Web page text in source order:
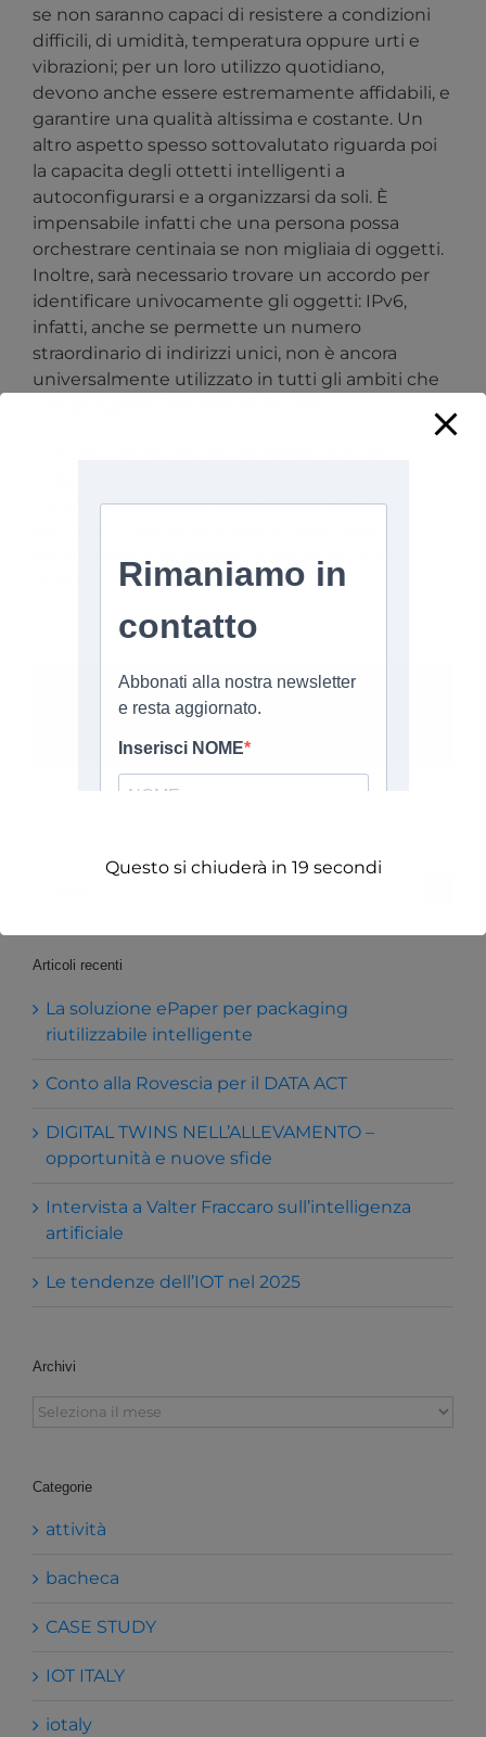
se non saranno capaci di resistere a condizioni
difficili, di umidità, temperatura oppure urti e
vibrazioni; per un loro utilizzo quotidiano,
devono anche essere estremamente affidabili, e
garantire una qualità altissima e costante. Un
altro aspetto spesso sottovalutato riguarda poi
la capacita degli ottetti intelligenti a
autoconfigurarsi e a organizzarsi da soli. È
impensabile infatti che una persona possa
orchestrare centinaia se non migliaia di oggetti.
Inoltre, sarà necessario trovare un accordo per
identificare univocamente gli oggetti: IPv6,
infatti, anche se permette un numero
straordinario di indirizzi unici, non è ancora
universalmente utilizzato in tutti gli ambiti che
trovate soluzioni per render sicuri gli oggetti
elevatissimo e impedirà un’adozione globale
Articoli recenti
La soluzione ePaper per packaging
riutilizzabile intelligente
Conto alla Rovescia per il DATA ACT
DIGITAL TWINS NELL’ALLEVAMENTO –
opportunità e nuove sfide
Intervista a Valter Fraccaro sull’intelligenza
artificiale
Le tendenze dell’IOT nel 2025
Archivi
Archivi
Categorie
attività
bacheca
CASE STUDY
IOT ITALY
iotaly
Questo si chiuderà in 19 secondi